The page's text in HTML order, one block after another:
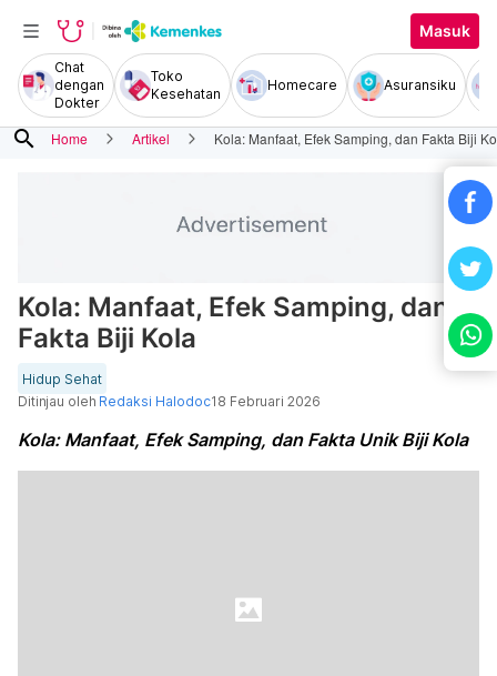
Masuk
Chat
dengan
Dokter
Toko
Kesehatan
Homecare Asuransiku
search Home Artikel Kola: Manfaat, Efek Samping, dan Fakta Biji
Kola: Manfaat, Efek Samping, dan
Fakta Biji Kola
Hidup Sehat
Ditinjau oleh Redaksi Halodoc18 Februari 2026
Kola: Manfaat, Efek Samping, dan Fakta Unik Biji Kola